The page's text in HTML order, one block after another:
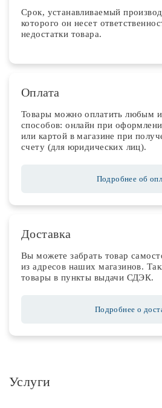
Срок, устанавливаемый
которого он несет
недостатки товара.
Оплата
Товары можно оплатить любым
способов: онлайн при
или картой в магазине при
счету (для юридических лиц).
Подробнее об
Доставка
Вы можете забрать товар
из адресов наших магазинов.
товары в пункты выдачи СДЭК.
Подробнее о
Услуги